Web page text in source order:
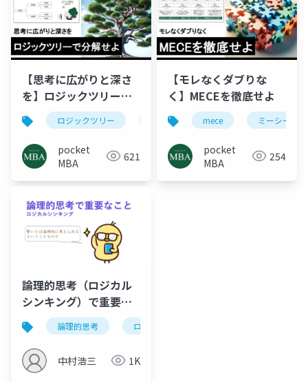
【思考に広がりと深さ
を】ロジックツリーで
分解せよロジックツリー ピラミッドストラクチャー mece
pocket
MBA
621
【モレなくダブりな
く】MECEを徹底せよ
mece ミーシー
pocket
MBA
254
論理的思考（ロジカル
シンキング）で重要な
こと
論理的思考 ロジカルシンキング
中村浩三 1K